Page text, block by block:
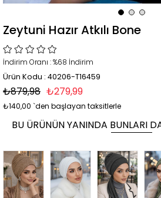
Zeytuni Hazır Atkılı Bone
İndirim Oranı :%68 İndirim
Ürün Kodu : 40206-T16459
₺879,98 ₺279,99
₺140,00 `den başlayan taksitlerle
BU ÜRÜNÜN YANINDA BUNLARI